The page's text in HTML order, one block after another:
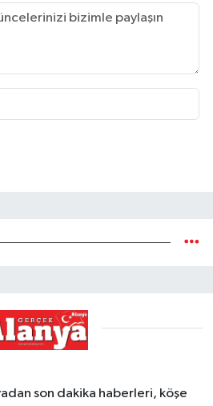
son dakika haberleri, köşe